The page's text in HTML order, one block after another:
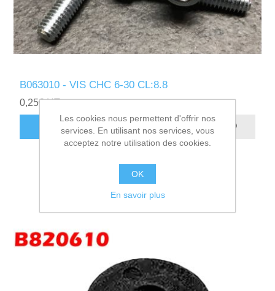
B063010 - VIS CHC 6-30 CL:8.8
0,25€ HT
AJOUTER AU PANIER
Les cookies nous permettent d'offrir nos
services. En utilisant nos services, vous
acceptez notre utilisation des cookies.
OK
En savoir plus